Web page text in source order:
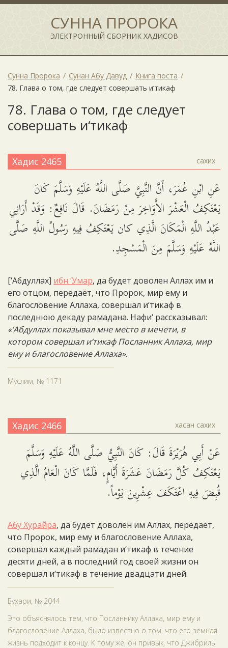
СУННА ПРОРОКА
ЭЛЕКТРОННЫЙ СБОРНИК ХАДИСОВ
Сунна Пророка Сунан Абу Давуд
Книга поста
78. Глава о том, где следует совершать и‘тикаф
78. Глава о том, где следует
совершать и‘тикаф
Хадис 2465 сахих
عَنِ ابْنِ عُمَرَ، أَنَّ النَّبِيَّ صَلَّى اللَّهُ عَلَيْهِ وَسَلَّمَ كَانَ
يَعْتَكِفُ الْعَشْرَ الأَوَاخِرَ مِنْ رَمَضَانَ. قَالَ نَافِعٌ: وَقَدْ أَرَانِي
عَبْدُ اللَّهِ الْمَكَانَ الَّذِي كان يَعْتَكِفُ فِيهِ رَسُولُ اللَّهِ صَلَّى
اللَّهُ عَلَيْهِ وَسَلَّمَ مِنَ الْمَسْجِدِ.
[‘Абдуллах] ибн ‘Умар, да будет доволен Аллах им и
его отцом, передаёт, что Пророк, мир ему и
благословение Аллаха, совершал и‘тикаф в
последнюю декаду рамадана. Нафи‘ рассказывал:
«‘Абдуллах показывал мне место в мечети, в
котором совершал и‘тикаф Посланник Аллаха, мир
ему и благословение Аллаха».
Муслим, № 1171
Хадис 2466 хасан сахих
عَنْ أَبِي هُرَيْرَةَ قَالَ: كَانَ النَّبِيُّ صَلَّى اللَّهُ عَلَيْهِ وَسَلَّمَ
يَعْتَكِفُ كُلَّ رَمَضَانَ عَشَرَةَ أَيَّامٍ، فَلَمَّا كَانَ الْعَامُ الَّذِي
قُبِضَ فِيهِ اعْتَكَفَ عِشْرِينَ يَوْماً.
Абу Хурайра, да будет доволен им Аллах, передаёт,
что Пророк, мир ему и благословение Аллаха,
совершал каждый рамадан и‘тикаф в течение
десяти дней, а в последний год своей жизни он
совершал и‘тикаф в течение двадцати дней.
Бухари, № 2044
Это объяснялось тем, что Посланнику Аллаха, мир ему и
благословение Аллаха, было известно о том, что его земная
жизнь подходит к концу. К тому же, он привык, что Джибриль